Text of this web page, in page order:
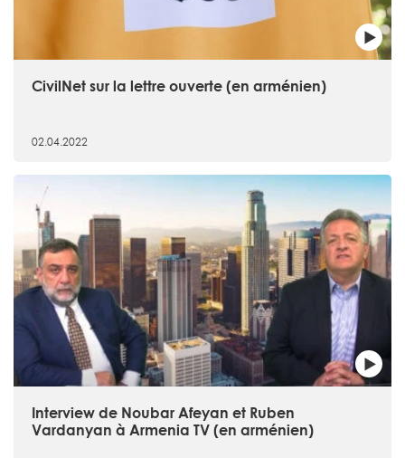
CivilNet sur la lettre ouverte (en arménien)
02.04.2022
Interview de Noubar Afeyan et Ruben
Vardanyan à Armenia TV (en arménien)